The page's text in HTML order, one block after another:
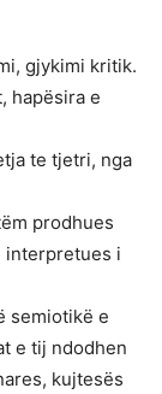
gjykimi kritik.
hapësira e
te tjetri, nga
prodhues
interpretues i
semiotikë e
e tij ndodhen
kujtesës